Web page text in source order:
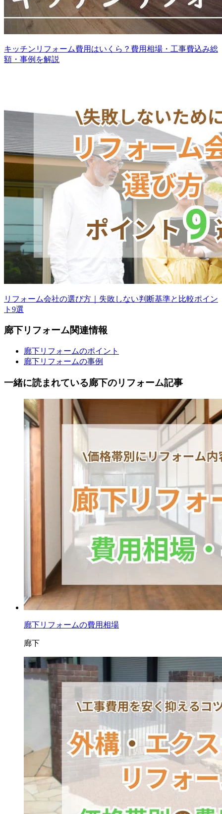
キッチンリフォーム費用はいくら？費用相場・工事費込み総
額・事例を解説
リフォーム会社の選び方｜失敗しない判断基準と比較ポイン
ト9選
廊下リフォーム関連情報
廊下リフォームのポイント
廊下リフォームの事例
一緒に読まれている廊下のリフォーム記事
廊下リフォームの費用相場
廊下